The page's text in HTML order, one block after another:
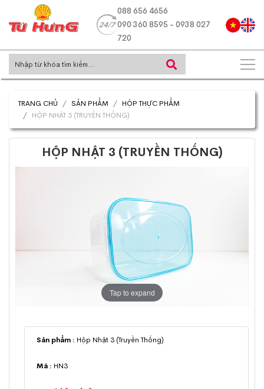
088 656 4656
090 360 8595 - 0938 027
720
TRANG CHỦ SẢN PHẨM
HỘP THỰC PHẨM
HỘP NHẬT 3 (TRUYỀN THỐNG)
HỘP NHẬT 3 (TRUYỀN THỐNG)
Tap to expand
Sản phẩm : Hộp Nhật 3 (Truyền Thống)
Mã : HN3